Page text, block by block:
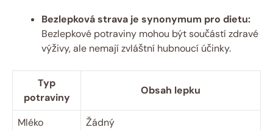
Bezlepková strava je synonymum pro dietu:
Bezlepkové potraviny mohou být součástí zdravé
výživy, ale nemají zvláštní hubnoucí účinky.
Typ
potraviny
Obsah lepku
Mléko Žádný